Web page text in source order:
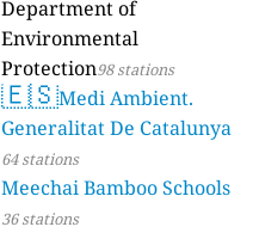
Department of
Environmental
Protection98 stations
🇪🇸Medi Ambient.
Generalitat De Catalunya
64 stations
Meechai Bamboo Schools
36 stations